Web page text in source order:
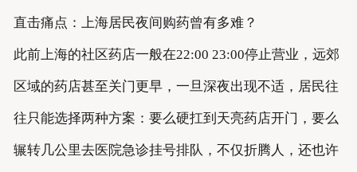
直击痛点：上海居民夜间购药曾有多难？
此前上海的社区药店一般在22:00 23:00停止营业，远郊
区域的药店甚至关门更早，一旦深夜出现不适，居民往
往只能选择两种方案：要么硬扛到天亮药店开门，要么
辗转几公里去医院急诊挂号排队，不仅折腾人，还也许